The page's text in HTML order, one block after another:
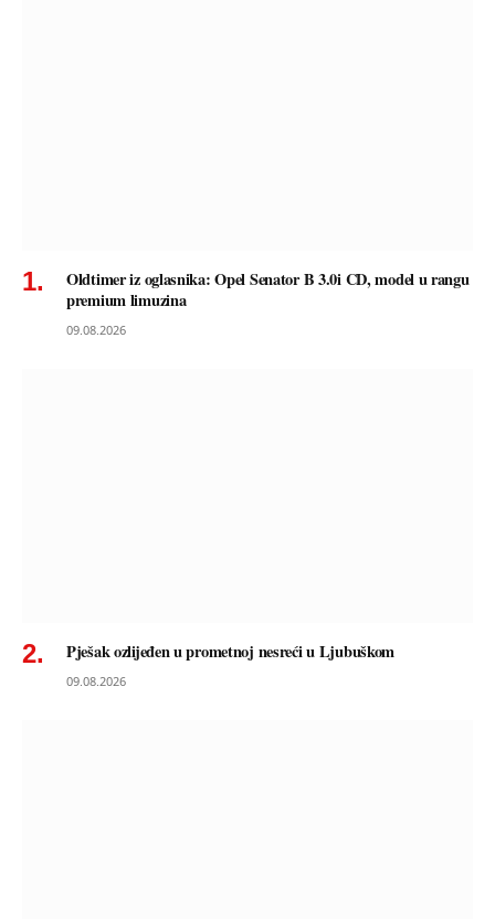
Oldtimer iz oglasnika: Opel Senator B 3.0i CD, model u rangu
premium limuzina
09.08.2026
Pješak ozlijeđen u prometnoj nesreći u Ljubuškom
09.08.2026